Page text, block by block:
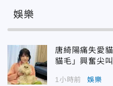
娛樂
唐綺陽痛失愛
貓毛」興奮尖叫
1小時前 娛樂